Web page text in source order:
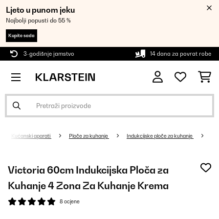
Ljeto u punom jeku
Najbolji popusti do 55 %
Kupite sada
3-godišnje jamstvo 14 dana za povrat robe
Kućanski aparati Ploče za kuhanje Indukcijske ploče za kuhanje
Victoria 60cm Indukcijska Ploča za
Kuhanje 4 Zona Za Kuhanje Krema
8 ocjene